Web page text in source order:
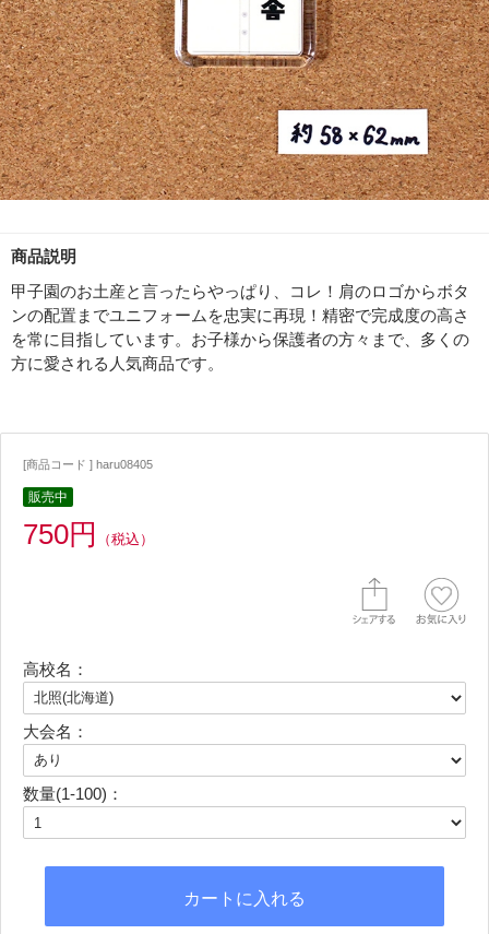
商品説明
甲子園のお土産と言ったらやっぱり、コレ！肩のロゴからボタ
ンの配置までユニフォームを忠実に再現！精密で完成度の高さ
を常に目指しています。お子様から保護者の方々まで、多くの
方に愛される人気商品です。
[商品コード ] haru08405
販売中
750円 （税込）
高校名：
大会名：
数量(1-100)：